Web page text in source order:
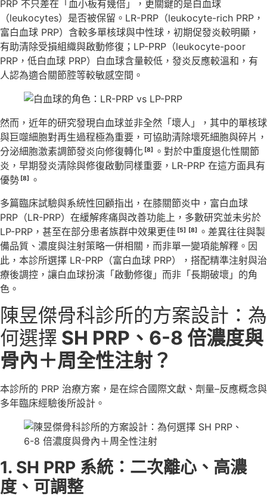
PRP 不只差在「血小板有幾倍」，更關鍵的是白血球
（leukocytes）是否被保留。LR-PRP（leukocyte-rich PRP，
富白血球 PRP）含較多單核球與中性球，初期促發炎較明顯，
有助清除受損組織與啟動修復；LP-PRP（leukocyte-poor
PRP，低白血球 PRP）白血球含量較低，發炎反應較溫和，有
人認為適合關節腔等較敏感空間。
然而，近年的研究發現白血球並非全然「壞人」，其中的單核球
與巨噬細胞對再生過程極為重要，可協助清除壞死細胞與碎片，
分泌細胞激素調節發炎向修復轉化 [8]
。對於中重度退化性關節
炎，早期發炎清除與修復啟動同樣重要，LR-PRP 在這方面具有
優勢 [8]
。
多篇臨床試驗與系統性回顧指出，在膝關節炎中，富白血球
PRP（LR-PRP）在緩解疼痛與改善功能上，多數研究並未劣於
LP-PRP，甚至在部分患者族群中效果更佳 [5] [8]
。差異往往與製
備品質、濃度與注射策略一併相關，而非單一變項能解釋。因
此，本診所選擇 LR-PRP（富白血球 PRP），搭配精準注射與治
療後調控，讓白血球扮演「啟動修復」而非「長期破壞」的角
色。
陳昱傑骨科診所的方案設計：為
何選擇 SH PRP、6-8 倍濃度與
骨內＋周全性注射？
本診所的 PRP 治療方案，是在綜合國際文獻、劑量–反應概念與
多年臨床經驗後所設計。
1. SH PRP 系統：二次離心、高濃
度、可調整